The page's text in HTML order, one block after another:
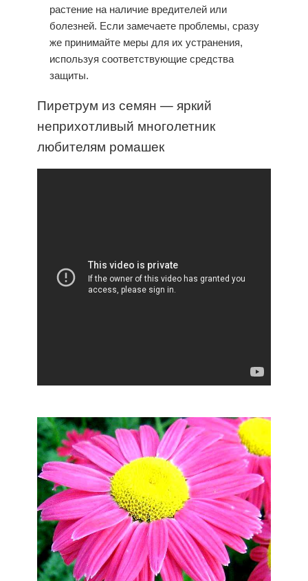
растение на наличие вредителей или
болезней. Если замечаете проблемы, сразу
же принимайте меры для их устранения,
используя соответствующие средства
защиты.
Пиретрум из семян — яркий
неприхотливый многолетник
любителям ромашек